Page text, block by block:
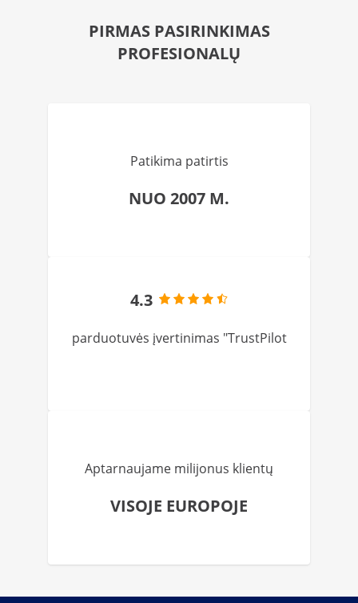
PIRMAS PASIRINKIMAS
PROFESIONALŲ
Patikima patirtis
NUO 2007 M.
4.3
parduotuvės įvertinimas "TrustPilot
Aptarnaujame milijonus klientų
VISOJE EUROPOJE